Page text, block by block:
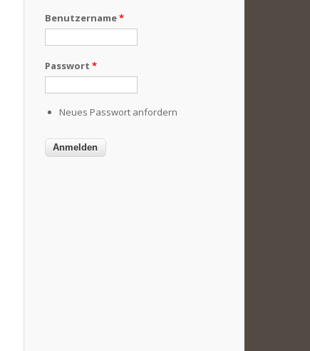
Benutzername*
Passwort *
Neues Passwort anfordern